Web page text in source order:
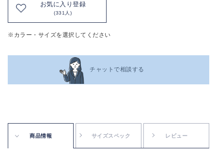
お気に入り登録
(331人)
※カラー・サイズを選択してください
チャットで相談する
商品情報 サイズスペック レビュー